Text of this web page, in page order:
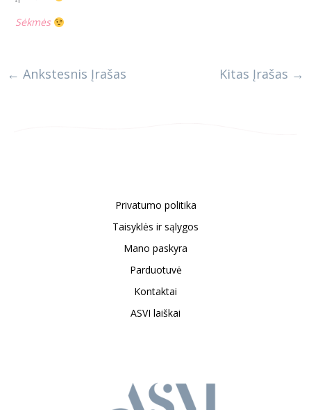
Sėkmės
← Ankstesnis Įrašas Kitas Įrašas →
Privatumo politika
Taisyklės ir sąlygos
Mano paskyra
Parduotuvė
Kontaktai
ASVI laiškai